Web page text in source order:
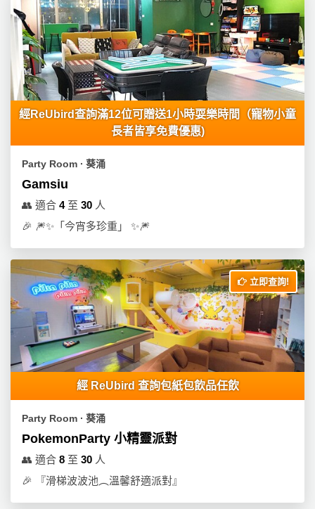
經ReUbird查詢滿12位可贈送1小時耍樂時間（寵物小童
長者皆享免費優惠)
Party Room ∙ 葵涌
Gamsiu
👥 適合 4至 30 人
🎉 🎆✨「今宵多珍重」 ✨🎆
立即查詢!
經 ReUbird 查詢包紙包飲品任飲
Party Room ∙ 葵涌
PokemonParty 小精靈派對
👥 適合 8 至 30 人
🎉
『滑梯波波池︵溫馨舒適派對』